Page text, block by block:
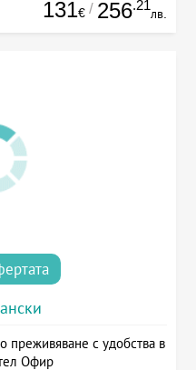
131€ / 256.21
лв.
преживяване с удобства в
Офир